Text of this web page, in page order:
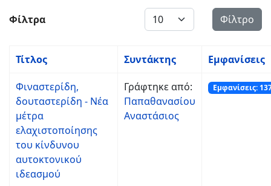
Φίλτρα Εμφάνιση # Φίλτρο
Τίτλος Συντάκτης Εμφανίσεις
Φιναστερίδη,
δουταστερίδη - Νέα
μέτρα
ελαχιστοποίησης
του κίνδυνου
αυτοκτονικού
ιδεασμού
Γράφτηκε από:
Παπαθανασίου
Αναστάσιος
Εμφανίσεις: